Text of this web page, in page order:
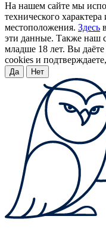
На нашем сайте мы
технического
местоположения. Здесь
эти данные. Также наш
младше 18 лет. Вы даёте
cookies и
Да Нет